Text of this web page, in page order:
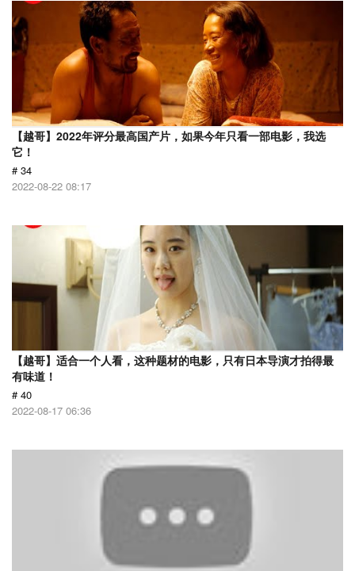
【越哥】2022年评分最高国产片，如果今年只看一部电影，我选
它！
# 34
2022-08-22 08:17
【越哥】适合一个人看，这种题材的电影，只有日本导演才拍得最
有味道！
# 40
2022-08-17 06:36